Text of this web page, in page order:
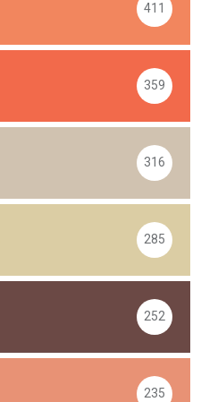
411
359
316
285
252
235